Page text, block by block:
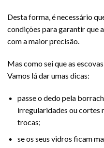
Desta forma, é necessário
condições para garantir que
com a maior precisão.
Mas como sei que as
Vamos lá dar umas dicas:
passe o dedo pela
irregularidades ou cortes
trocas;
se os seus vidros ficam